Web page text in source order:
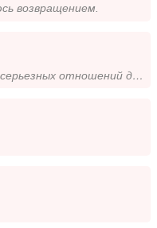
возвращением.
Найти женщину для серьезных отношений дети взрослые живут отдельно работаю строителем живу в Выборге